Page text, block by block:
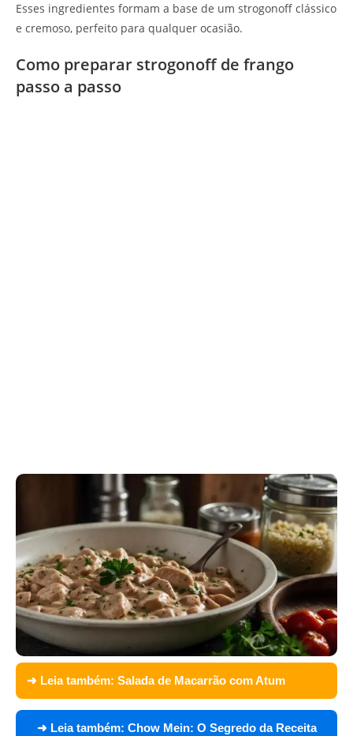
Esses ingredientes formam a base de um strogonoff clássico
e cremoso, perfeito para qualquer ocasião.
Como preparar strogonoff de frango
passo a passo
➜ Leia também: Salada de Macarrão com Atum
➜ Leia também: Chow Mein: O Segredo da Receita